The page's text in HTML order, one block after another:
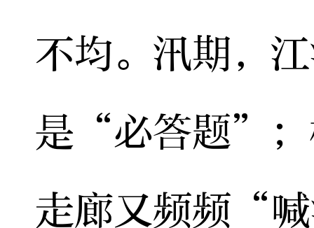
不均。汛期，
是“必答题”；
走廊又频频“